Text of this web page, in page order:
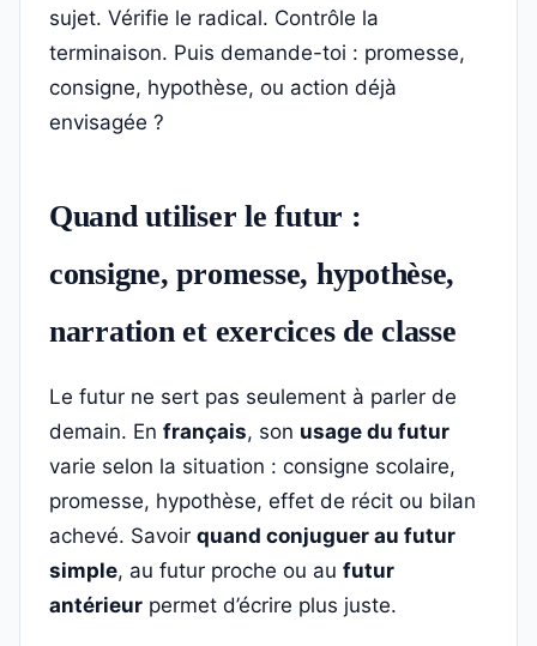
sujet. Vérifie le radical. Contrôle la
terminaison. Puis demande-toi : promesse,
consigne, hypothèse, ou action déjà
envisagée ?
Quand utiliser le futur :
consigne, promesse, hypothèse,
narration et exercices de classe
Le futur ne sert pas seulement à parler de
demain. En français, son usage du futur
varie selon la situation : consigne scolaire,
promesse, hypothèse, effet de récit ou bilan
achevé. Savoir quand conjuguer au futur
simple, au futur proche ou au futur
antérieur permet d’écrire plus juste.